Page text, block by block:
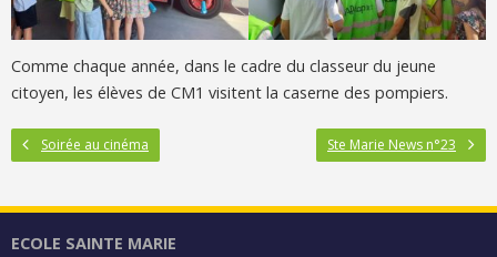
Comme chaque année, dans le cadre du classeur du jeune
citoyen, les élèves de CM1 visitent la caserne des pompiers.
Soirée au cinéma Ste Marie News n°23
ECOLE SAINTE MARIE